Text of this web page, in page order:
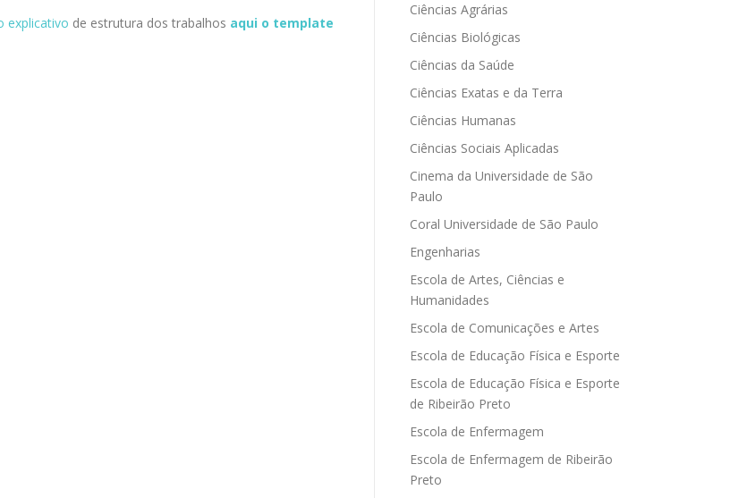
explicativo de estrutura dos trabalhos aqui o template
Ciências Agrárias
Ciências Biológicas
Ciências da Saúde
Ciências Exatas e da Terra
Ciências Humanas
Ciências Sociais Aplicadas
Cinema da Universidade de São
Paulo
Coral Universidade de São Paulo
Engenharias
Escola de Artes, Ciências e
Humanidades
Escola de Comunicações e Artes
Escola de Educação Física e Esporte
Escola de Educação Física e Esporte
de Ribeirão Preto
Escola de Enfermagem
Escola de Enfermagem de Ribeirão
Preto